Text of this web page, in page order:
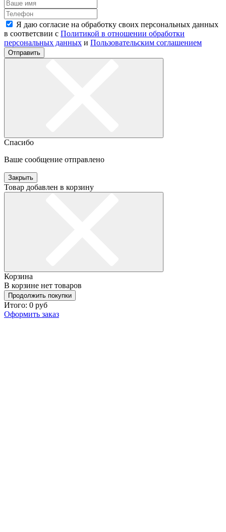
Я даю согласие на обработку своих персональных данных
в соответсвии с Политикой в отношении обработки
персональных данных и Пользовательским соглашением
Отправить
Спасибо
Ваше сообщение отправлено
Закрыть
Товар добавлен в корзину
Корзина
В корзине нет товаров
Продолжить покупки
Итого: 0 руб
Оформить заказ